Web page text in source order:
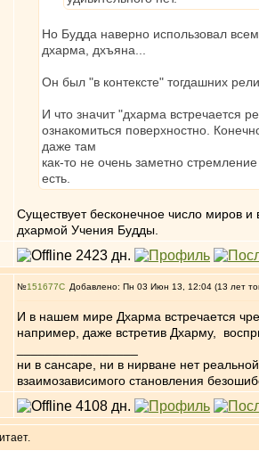
Но Будда наверно использовал
дхарма, дхъяна...
Он был "в контексте" тогдашних
И что значит "дхарма встречается
ознакомиться поверхностно.
даже там
как-то не очень заметно
есть.
Существует бесконечное число миров
дхармой Учения Будды.
№151677 Добавлено: Пн 03 Июн 13, 12:04 (13 лет
И в нашем мире Дхарма встречается
например, даже встретив Дхарму,
ни в сансаре, ни в нирване нет
взаимозависимого становления